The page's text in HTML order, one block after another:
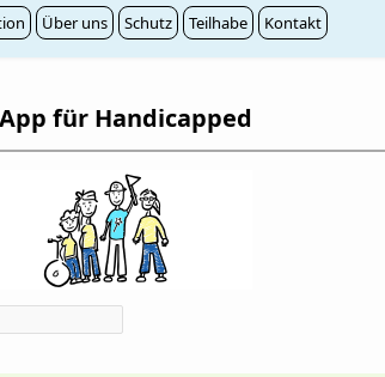
Über uns Schutz Teilhabe
Kontakt
für Handicapped